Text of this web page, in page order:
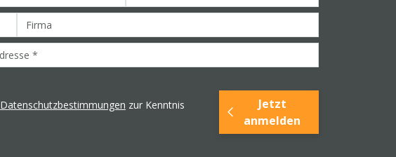
Datenschutzbestimmungen zur Kenntnis
Jetzt
anmelden